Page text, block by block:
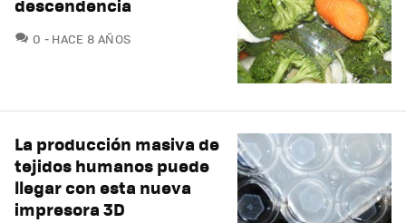
descendencia
0 COMENTARIOS
HACE 8 AÑOS
La producción masiva de
tejidos humanos puede
llegar con esta nueva
impresora 3D